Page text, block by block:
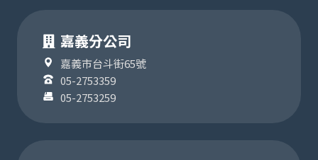
嘉義分公司
嘉義市台斗街65號
05-2753359
05-2753259